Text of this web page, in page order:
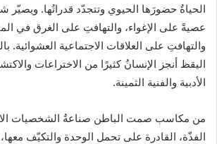
الحياةُ حضورَها الحيوي وتتجدّد قدراتُها. ويصيّر
عصيةً على الإغواء، والتهافتِ على الغرق في
والتهافتِ على العلاقات الاجتماعية العشوائية.
اليقظ أنجز الإنسانُ كثيرًا من الاختراعات
الأدبية والفنية الثمينة.
من مكاسب صمت الباطن صناعةُ الشخصيات
الفذّة، القادرة على تحمل الوحدة والتكيّف